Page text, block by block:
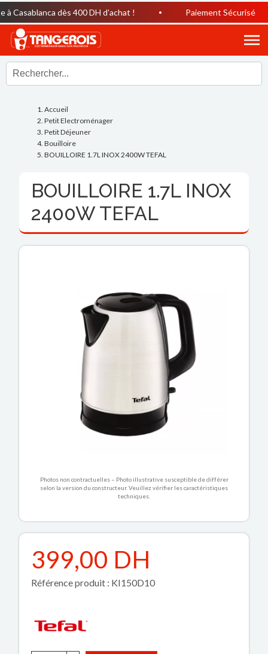
dès 400 DH d’achat ! Paiement Sécurisé
Accueil
Petit Electroménager
Petit Déjeuner
Bouilloire
BOUILLOIRE 1.7L INOX 2400W TEFAL
BOUILLOIRE 1.7L INOX
2400W TEFAL
Photos non contractuelles – Photo illustrative susceptible de différer
selon la version du constructeur. Veuillez vérifier les caractéristiques
techniques.
399,00 DH
Référence produit : KI150D10